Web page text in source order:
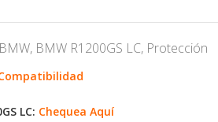
BMW, BMW R1200GS LC, Protección
LC: Chequea Aquí